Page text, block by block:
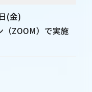
(金)
ZOOM）で実施